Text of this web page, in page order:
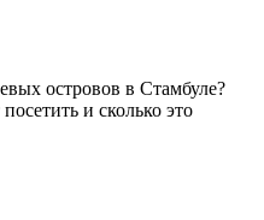
островов в Стамбуле?
и сколько это